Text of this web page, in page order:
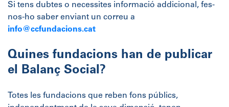
Si tens dubtes o necessites informació addicional, fes-
nos-ho saber enviant un correu a
info@ccfundacions.cat
Quines fundacions han de publicar
el Balanç Social?
Totes les fundacions que reben fons públics,